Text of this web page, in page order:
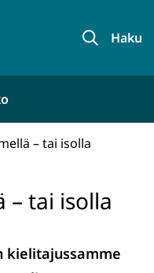
Haku
– tai isolla
– tai isolla
kielitajussamme